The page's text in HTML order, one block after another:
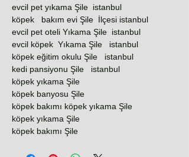
evcil pet yıkama Şile istanbul
köpek bakım evi Şile İlçesi istanbul
evcil pet oteli Yıkama Şile istanbul
evcil köpek Yıkama Şile istanbul
köpek eğitim okulu Şile istanbul
kedi pansiyonu Şile istanbul
köpek yıkama Şile
köpek banyosu Şile
köpek bakımı köpek yıkama Şile
köpek yıkama Şile
köpek bakımı Şile